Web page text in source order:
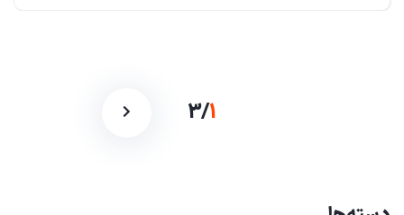
1
/
3